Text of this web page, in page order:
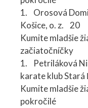
1. Orosová
Košice, o. z. 20
Kumite mladšie
začiatočníčky
1. Petriláková
karate klub
Kumite mladšie
pokročilé